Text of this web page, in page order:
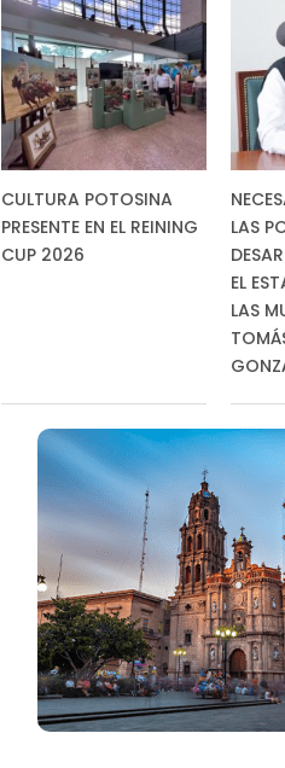
CULTURA POTOSINA
PRESENTE EN EL REINING
CUP 2026
LAS
EL
LAS